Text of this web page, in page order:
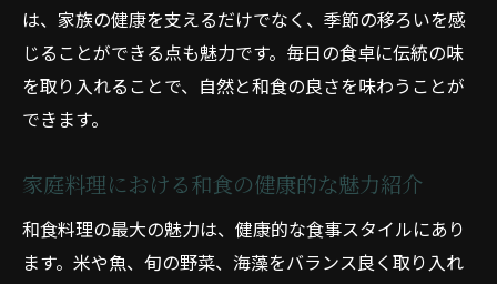
は、家族の健康を支えるだけでなく、季節の移ろいを感
じることができる点も魅力です。毎日の食卓に伝統の味
を取り入れることで、自然と和食の良さを味わうことが
できます。
家庭料理における和食の健康的な魅力紹介
和食料理の最大の魅力は、健康的な食事スタイルにあり
ます。米や魚、旬の野菜、海藻をバランス良く取り入れ